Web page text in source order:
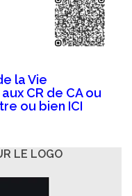
la Vie
CR de CA ou
ou bien ICI
LE LOGO